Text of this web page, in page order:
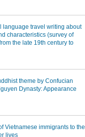
language travel writing about
characteristics (survey of
the late 19th century to
theme by Confucian
Dynasty: Appearance
Vietnamese immigrants to the
lives